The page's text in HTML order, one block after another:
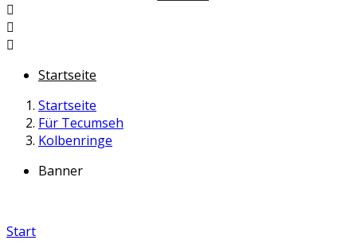



Startseite
Startseite
Für Tecumseh
Kolbenringe
Banner
Start